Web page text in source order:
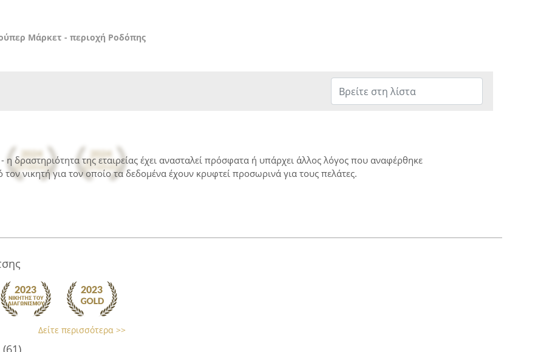
Μάρκετ - περιοχή Ροδόπης
η δραστηριότητα της εταιρείας έχει ανασταλεί πρόσφατα ή υπάρχει άλλος λόγος που αναφέρθηκε
τον νικητή για τον οποίο τα δεδομένα έχουν κρυφτεί προσωρινά για τους πελάτες.
Δείτε περισσότερα >>
(61)